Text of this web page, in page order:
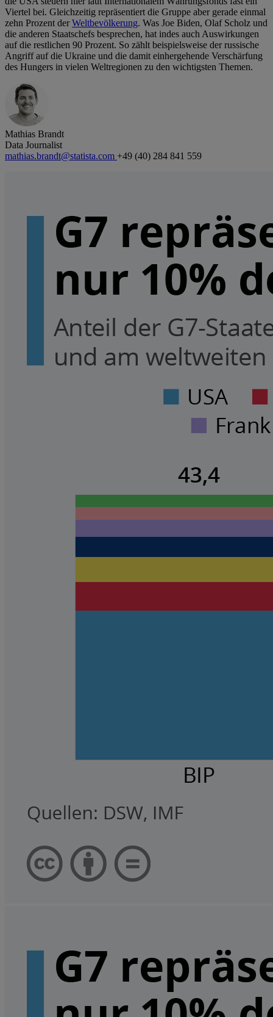
Viertel bei. Gleichzeitig repräsentiert die Gruppe aber gerade einmal
zehn Prozent derWeltbevölkerung. Was Joe Biden, Olaf Scholz und
die anderen Staatschefs besprechen, hat indes auch Auswirkungen
auf die restlichen 90 Prozent. So zählt beispielsweise der russische
Angriff auf die Ukraine und die damit einhergehende Verschärfung
des Hungers in vielen Weltregionen zu den wichtigsten Themen.
Mathias Brandt
Data Journalist
mathias.brandt@statista.com +49 (40) 284 841 559